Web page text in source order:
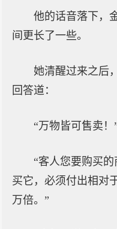
他的话音落下，
间更长了一些。
她清醒过来之后
回答道：
“万物皆可售卖！
“客人您要购买
买它，必须付出相对
万倍。”